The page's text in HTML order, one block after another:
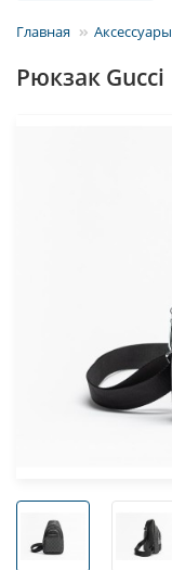
Главная Аксессуары
Рюкзак Gucci